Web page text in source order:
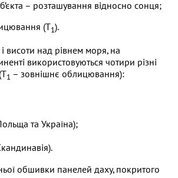
– розташування відносно сонця;
(T1).
висоти над рівнем моря, на
використовуються чотири різні
1 – зовнішнє облицювання):
та Україна);
обшивки панелей даху, покритого